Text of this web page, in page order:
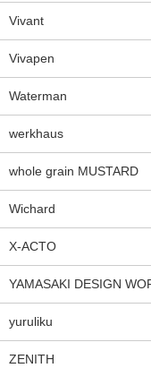
Vivant
Vivapen
Waterman
werkhaus
whole grain MUSTARD
Wichard
X-ACTO
YAMASAKI DESIGN
yuruliku
ZENITH